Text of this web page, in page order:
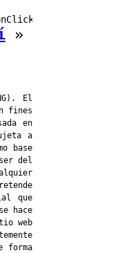
»
El
fines
en
a
base
del
que
hace
web
forma